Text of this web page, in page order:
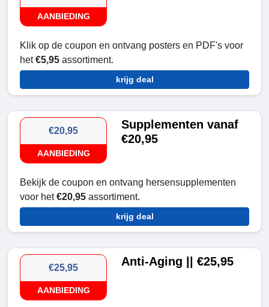
AANBIEDING
Klik op de coupon en ontvang posters en PDF's voor
het€5,95 assortiment.
krijg deal
€20,95
AANBIEDING
Supplementen vanaf
€20,95
Bekijk de coupon en ontvang hersensupplementen
voor het€20,95 assortiment.
krijg deal
€25,95
AANBIEDING
Anti-Aging || €25,95